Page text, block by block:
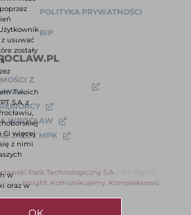
POLITYKA PRYWATNOŚCI
BIP
Z
WROCŁAW
JAZDY MPK
Park Technologiczny S.A.| All Rights
Insight. Komunikujemy. Kompleksowo.
usuwać
zostały
Twoich
S.A. z
Ci więcej
z nimi
w
oraz w